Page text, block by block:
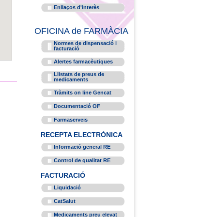
Enllaços d'interès
OFICINA de FARMÀCIA
Normes de dispensació i
facturació
Alertes farmacèutiques
Llistats de preus de
medicaments
Tràmits on line Gencat
Documentació OF
Farmaserveis
RECEPTA ELECTRÒNICA
Informació general RE
Control de qualitat RE
FACTURACIÓ
Liquidació
CatSalut
Medicaments preu elevat